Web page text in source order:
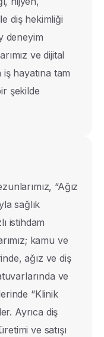
diş hekimliği
deneyim
ve dijital
hayatına tam
şekilde
“Ağız
sağlık
istihdam
kamu ve
ağız ve diş
ve
“Klinik
Ayrıca diş
ve satışı